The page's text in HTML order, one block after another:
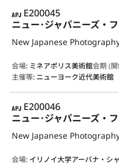
APJ
E200045
ニュー･ジャパニーズ・
New Japanese
会場: ミネアポリス美術館会期 (
主催等: ニューヨーク近代美術館
APJ
E200046
ニュー･ジャパニーズ・
New Japanese
会場: イリノイ大学アーバナ・シ